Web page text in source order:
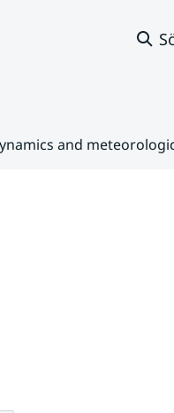
and